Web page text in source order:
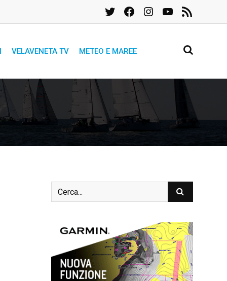
TwitterFacebookInstagramYouTube
Feed
RSS
VELAVENETA TV METEO E MAREE